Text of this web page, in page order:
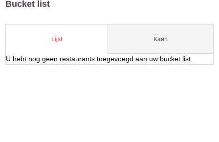
Bucket list
Lijst Kaart
U hebt nog geen restaurants toegevoegd aan uw bucket list.